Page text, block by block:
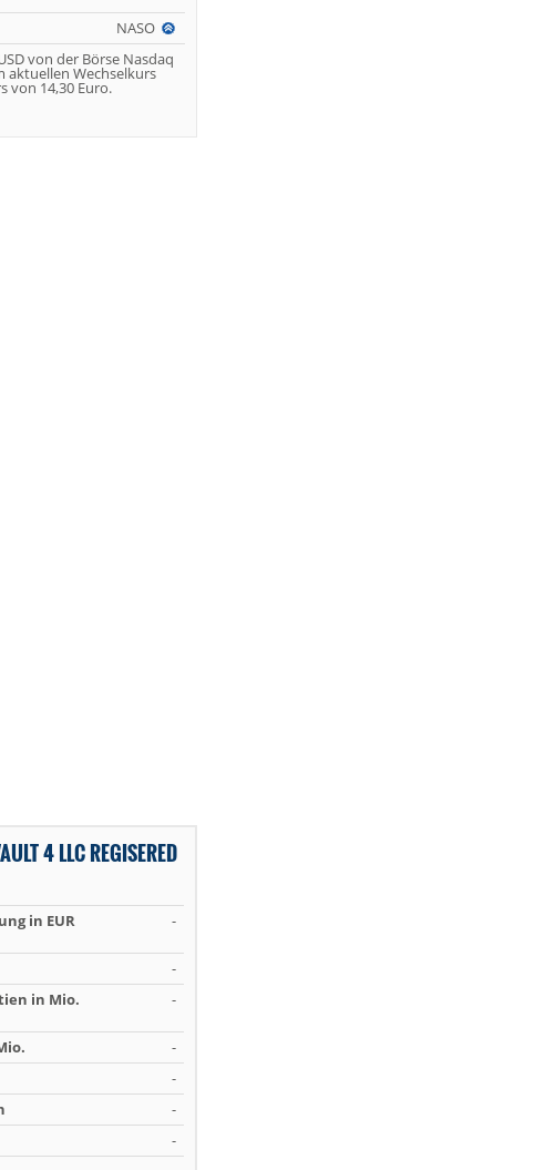
NASO
von der Börse Nasdaq
aktuellen Wechselkurs
von 14,30 Euro.
4 LLC REGISERED
in EUR -
-
in Mio.
-
-
-
-
-